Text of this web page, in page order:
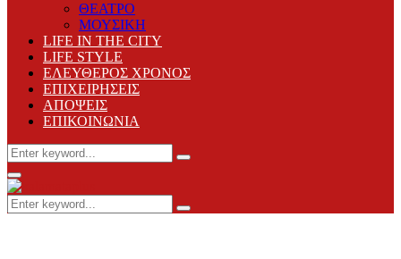
ΘΕΑΤΡΟ
ΜΟΥΣΙΚΗ
LIFE IN THE CITY
LIFE STYLE
ΕΛΕΥΘΕΡΟΣ ΧΡΟΝΟΣ
ΕΠΙΧΕΙΡΗΣΕΙΣ
ΑΠΟΨΕΙΣ
ΕΠΙΚΟΙΝΩΝΙΑ
Search
for:
Search
Primary
Menu
Search
for:
Search